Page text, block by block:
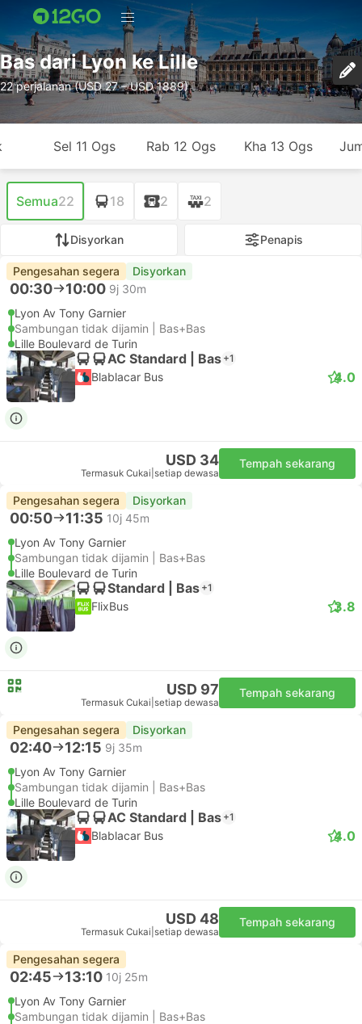
Bas dari Lyon ke Lille
22 perjalanan (USD 27 – USD 1889)
Sel 11 Ogs Rab 12 Ogs Kha 13 Ogs
Semua22 18 2 2
Disyorkan Penapis
Pengesahan segera Disyorkan
00:30 10:00 9j 30m
Lyon Av Tony Garnier
Sambungan tidak dijamin | Bas+Bas
Lille Boulevard de Turin
AC Standard | Bas +1
Blablacar Bus 4.0
USD 34
Termasuk Cukai setiap dewasa
Tempah sekarang
Pengesahan segera Disyorkan
00:50 11:35 10j 45m
Lyon Av Tony Garnier
Sambungan tidak dijamin | Bas+Bas
Lille Boulevard de Turin
Standard | Bas +1
FlixBus 3.8
USD 97
Termasuk Cukai setiap dewasa
Tempah sekarang
Pengesahan segera Disyorkan
02:40 12:15 9j 35m
Lyon Av Tony Garnier
Sambungan tidak dijamin | Bas+Bas
Lille Boulevard de Turin
AC Standard | Bas +1
Blablacar Bus 4.0
USD 48
Termasuk Cukai setiap dewasa
Tempah sekarang
Pengesahan segera
02:45 13:10 10j 25m
Lyon Av Tony Garnier
Sambungan tidak dijamin | Bas+Bas